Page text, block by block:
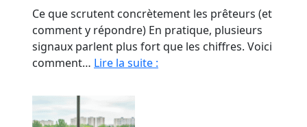
Ce que scrutent concrètement les prêteurs (et
comment y répondre) En pratique, plusieurs
signaux parlent plus fort que les chiffres. Voici
comment… Lire la suite :